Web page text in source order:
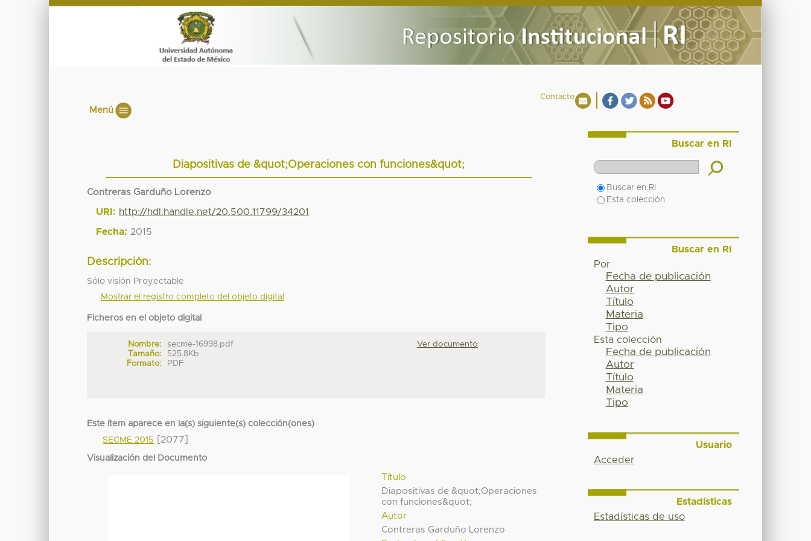
Contacto
Menú
Diapositivas de &quot;Operaciones con funciones&quot;
Contreras Garduño Lorenzo
URI: http://hdl.handle.net/20.500.11799/34201
Fecha: 2015
Descripción:
Sólo visión Proyectable
Mostrar el registro completo del objeto digital
Ficheros en el objeto digital
Nombre:
secme-16998.pdf
Tamaño:
525.8Kb
Formato:
PDF
Ver documento
Este ítem aparece en la(s) siguiente(s) colección(ones)
SECME 2015
[2077]
Visualización del Documento
Título
Diapositivas de &quot;Operaciones
con funciones&quot;
Autor
Contreras Garduño Lorenzo
Buscar en RI
Buscar en RI
Esta colección
Buscar en RI
Por
Fecha de publicación
Autor
Título
Materia
Tipo
Esta colección
Fecha de publicación
Autor
Título
Materia
Tipo
Usuario
Acceder
Estadísticas
Estadísticas de uso